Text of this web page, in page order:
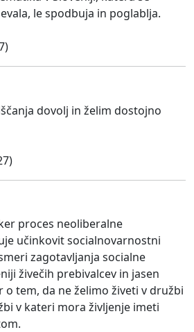
le spodbuja in poglablja.
dovolj in želim dostojno
proces neoliberalne
učinkovit socialnovarnostni
zagotavljanja socialne
živečih prebivalcev in jasen
tem, da ne želimo živeti v družbi
v kateri mora življenje imeti